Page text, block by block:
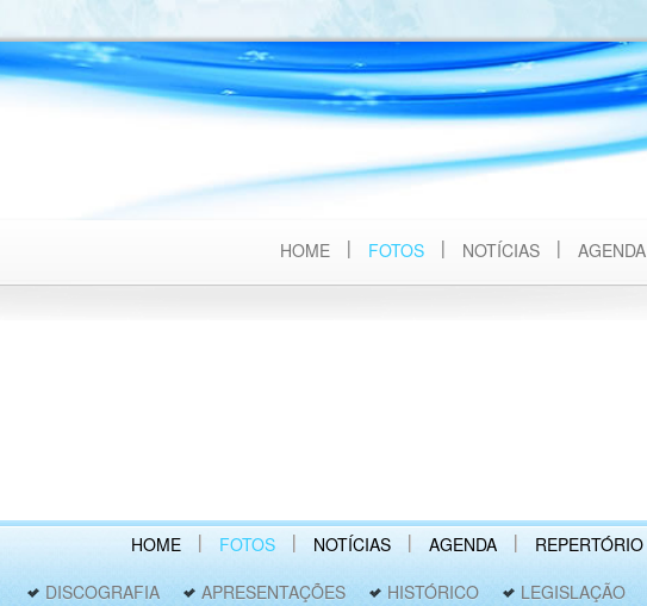
HOME FOTOS NOTÍCIAS AGENDA
HOME FOTOS NOTÍCIAS AGENDA REPERTÓRIO
DISCOGRAFIA
APRESENTAÇÕES HISTÓRICO LEGISLAÇÃO